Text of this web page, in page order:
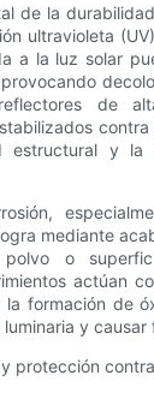
de la
ultravioleta
a la luz solar
de
estructural y la
mediante
o
actúan
la formación de
y causar
protección